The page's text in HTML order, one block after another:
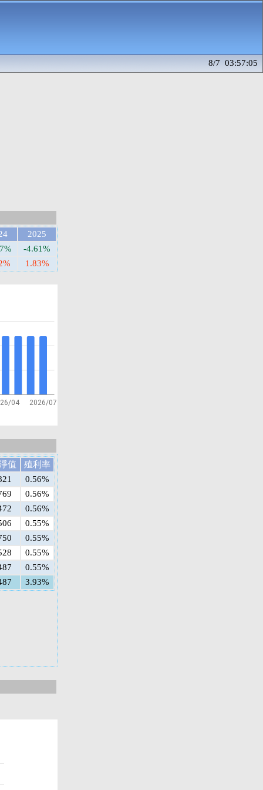
8/7 03:57:05
2025
-4.61%
1.83%
04 2026/07
值
殖利率
0.56%
0.56%
0.56%
0.55%
0.55%
0.55%
0.55%
3.93%